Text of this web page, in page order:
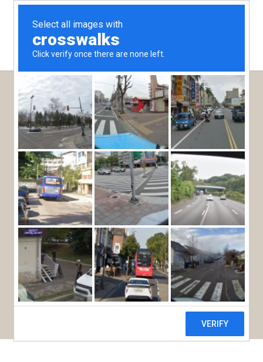
ERWACHSENE
KINDER
CHECK-IN-DATUM
CHECK-OUT-DATUM